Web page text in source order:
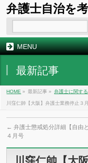
弁護士自治を
MENU
最新記事
HOME » 最新記事 » 弁護士に関す
川窪仁帥【大阪】弁護士業務停止
← 弁護士懲戒処分詳細【自由
４月号